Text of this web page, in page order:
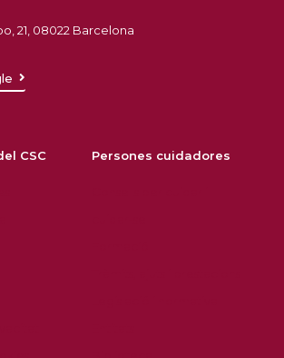
21, 08022 Barcelona
CSC Persones cuidadores